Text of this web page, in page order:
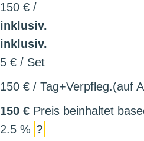
150 € /
inklusiv.
inklusiv.
5 € / Set
150 € / Tag+Verpfleg.(auf
150 € Preis beinhaltet
2.5 % ?